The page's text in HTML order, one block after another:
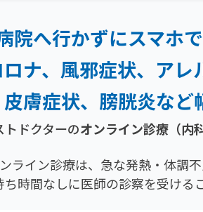
院へ行かずにスマホ
ナ、風邪症状、 アレ
皮膚症状、膀胱炎など
トドクターのオンライン診療（内
ライン診療は、急な発熱・体調
時間なしに医師の診察を受ける